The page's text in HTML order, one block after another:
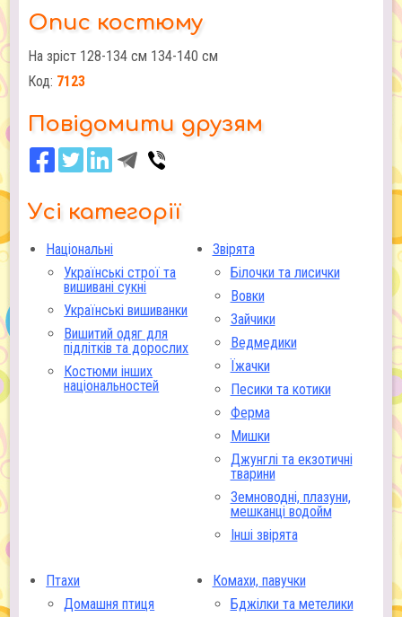
Усі категорії
Національні
Українські строї та
вишивані сукні
Українські вишиванки
Вишитий одяг для
підлітків та дорослих
Костюми інших
національностей
Звірята
Білочки та лисички
Вовки
Зайчики
Ведмедики
Їжачки
Песики та котики
Ферма
Мишки
Джунглі та екзотичні
тварини
Земноводні, плазуни,
мешканці водойм
Інші звірята
Птахи
Домашня птиця
Комахи, павучки
Бджілки та метелики
Опис костюму
На зріст 128-134 см 134-140 см
Код: 7123
Повідомити друзям